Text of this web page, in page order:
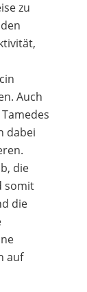
zu
Auch
dabei
die
somit
die
auf